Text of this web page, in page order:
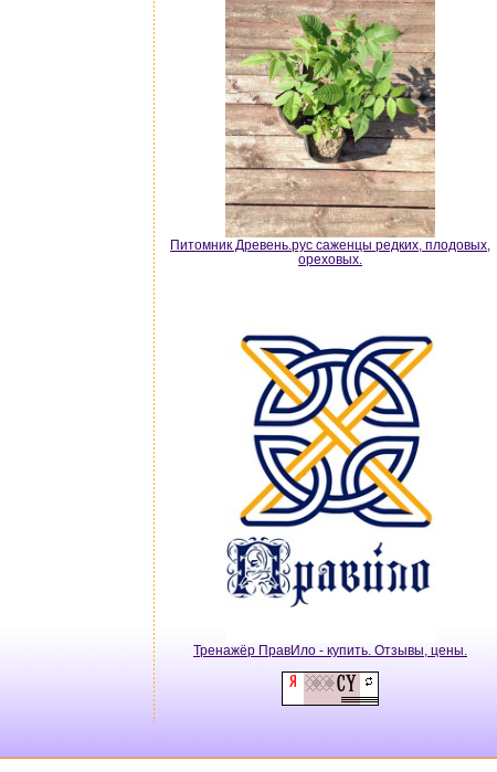
Питомник Древень.рус саженцы редких, плодовых,
ореховых.
Тренажёр ПравИло - купить. Отзывы, цены.